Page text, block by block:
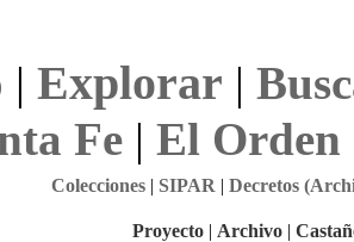
| Explorar |
Fe| El Orden
Colecciones| SIPAR | Decretos
Proyecto | Archivo |